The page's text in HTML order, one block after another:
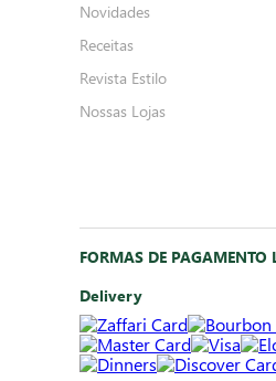
Novidades
Receitas
Revista Estilo
Nossas Lojas
FORMAS DE PAGAMENTO
Delivery